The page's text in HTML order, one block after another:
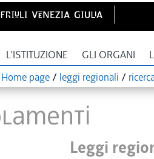
L'ISTITUZIONE GLI ORGANI
Home page / leggi regionali /
Leggi